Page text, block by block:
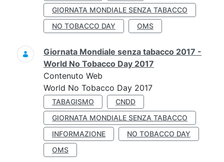
GIORNATA MONDIALE SENZA TABACCO
NO TOBACCO DAY
OMS
Giornata Mondiale senza tabacco 2017 -
World No Tobacco Day 2017
Contenuto Web
World No Tobacco Day 2017
TABAGISMO
CNDD
GIORNATA MONDIALE SENZA TABACCO
INFORMAZIONE
NO TOBACCO DAY
OMS